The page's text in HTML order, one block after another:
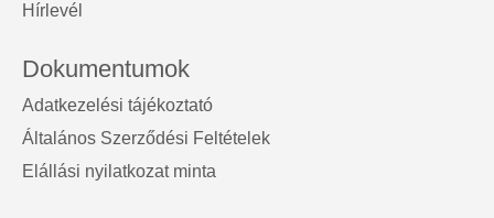
Hírlevél
Dokumentumok
Adatkezelési tájékoztató
Általános Szerződési Feltételek
Elállási nyilatkozat minta